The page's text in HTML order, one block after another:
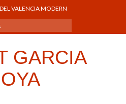
VALENCIA MODERN
GARCIA